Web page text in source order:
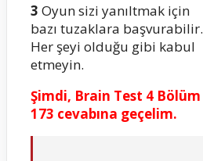
3 Oyun sizi yanıltmak için
bazı tuzaklara başvurabilir.
Her şeyi olduğu gibi kabul
etmeyin.
Şimdi, Brain Test 4 Bölüm
173 cevabına geçelim.